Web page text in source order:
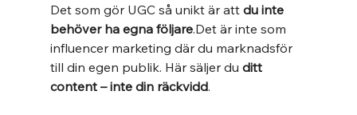
Det som gör UGC så unikt är att du inte
behöver ha egna följare.Det är inte som
influencer marketing där du marknadsför
till din egen publik. Här säljer du ditt
content – inte din räckvidd.